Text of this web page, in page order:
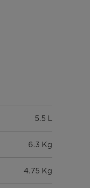
5.5 L
6.3 Kg
4.75 Kg